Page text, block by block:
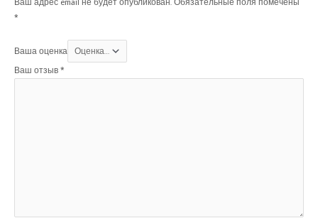
*
Ваша оценка
Ваш отзыв *